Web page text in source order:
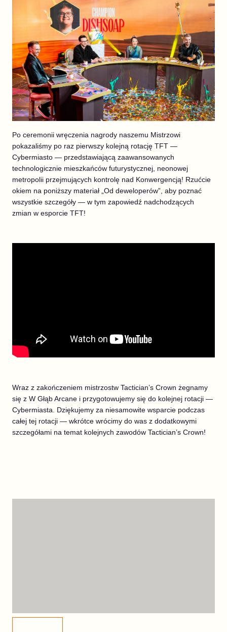
Po ceremonii wręczenia nagrody naszemu Mistrzowi
pokazaliśmy po raz pierwszy kolejną rotację TFT —
Cybermiasto — przedstawiającą zaawansowanych
technologicznie mieszkańców futurystycznej, neonowej
metropolii przejmujących kontrolę nad Konwergencją! Rzućcie
okiem na poniższy materiał „Od deweloperów”, aby poznać
wszystkie szczegóły — w tym zapowiedź nadchodzących
zmian w esporcie TFT!
Wraz z zakończeniem mistrzostw Tactician’s Crown żegnamy
się z W Głąb Arcane i przygotowujemy się do kolejnej rotacji —
Cybermiasta. Dziękujemy za niesamowite wsparcie podczas
całej tej rotacji — wkrótce wrócimy do was z dodatkowymi
szczegółami na temat kolejnych zawodów Tactician’s Crown!